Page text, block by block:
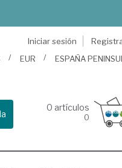
Iniciar sesión
EUR ESPAÑA
0 artículos
0